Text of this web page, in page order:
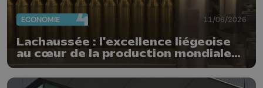
ECONOMIE 11/06/2026
Lachaussée : l'excellence liégeoise
au cœur de la production mondiale
de munitions